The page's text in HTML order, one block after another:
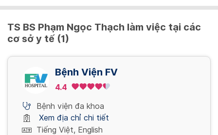
TS BS Phạm Ngọc Thạch làm việc tại các
cơ sở y tế (1)
Bệnh Viện FV
4.4
Bệnh viện đa khoa
Xem địa chỉ chi tiết
Tiếng Việt, English